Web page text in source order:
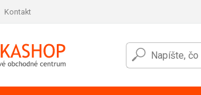
Kontakt